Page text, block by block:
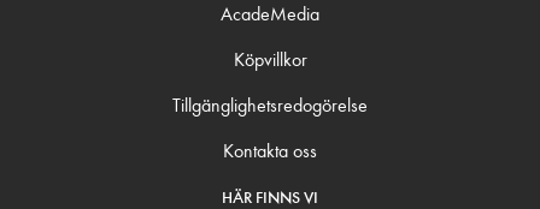
AcadeMedia
Köpvillkor
Tillgänglighetsredogörelse
Kontakta oss
HÄR FINNS VI